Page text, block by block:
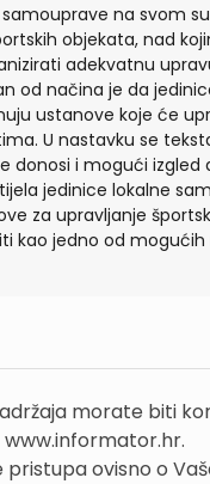
na svom
objekata, nad
adekvatnu
od načina je da
ustanove koje će
U nastavku se
donosi i mogući izgled
jedinice lokalne
za upravljanje
kao jedno od mogućih
morate biti
www.informator.hr.
pristupa ovisno o